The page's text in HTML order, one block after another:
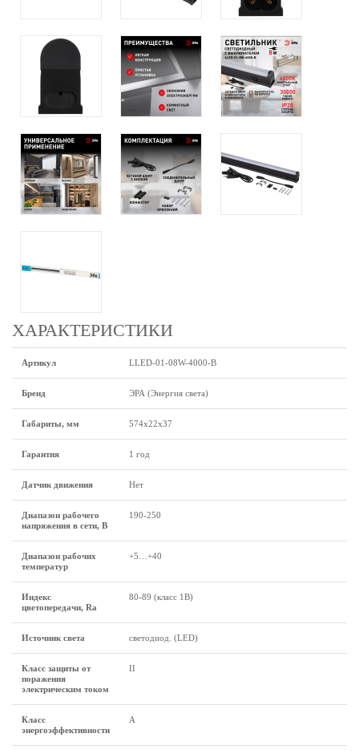
ХАРАКТЕРИСТИКИ
Артикул LLED-01-08W-4000-B
Бренд ЭРА (Энергия света)
Габариты, мм 574х22х37
Гарантия 1 год
Датчик движения Нет
Диапазон рабочего
напряжения в сети, В
190-250
Диапазон рабочих
температур
+5…+40
Индекс
цветопередачи, Ra
80-89 (класс 1B)
Источник света светодиод. (LED)
Класс защиты от
поражения
электрическим током
II
Класс
энергоэффективности
A